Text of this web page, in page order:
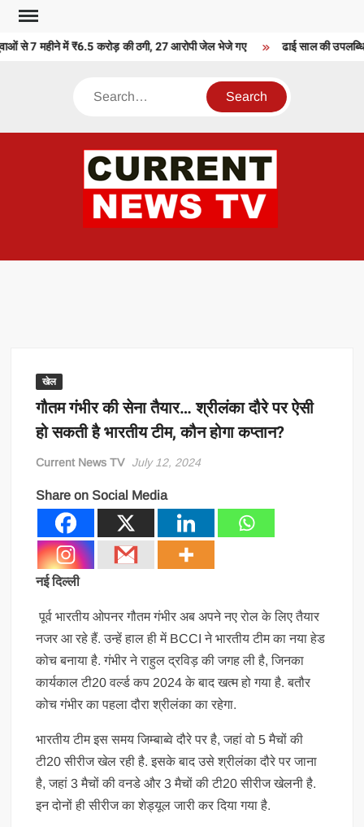
Skip
content
से 7 महीने में ₹6.5 करोड़ की ठगी, 27 आरोपी जेल भेजे गए ढाई साल की
Search
खेल
गौतम गंभीर की सेना तैयार… श्रीलंका दौरे पर ऐसी
हो सकती है भारतीय टीम, कौन होगा कप्तान?
Current News TV July 12, 2024
Share on Social Media
नई दिल्ली
पूर्व भारतीय ओपनर गौतम गंभीर अब अपने नए रोल के लिए तैयार
नजर आ रहे हैं. उन्हें हाल ही में BCCI ने भारतीय टीम का नया हेड
कोच बनाया है. गंभीर ने राहुल द्रविड़ की जगह ली है, जिनका
कार्यकाल टी20 वर्ल्ड कप 2024 के बाद खत्म हो गया है. बतौर
कोच गंभीर का पहला दौरा श्रीलंका का रहेगा.
भारतीय टीम इस समय जिम्बाब्वे दौरे पर है, जहां वो 5 मैचों की
टी20 सीरीज खेल रही है. इसके बाद उसे श्रीलंका दौरे पर जाना
है, जहां 3 मैचों की वनडे और 3 मैचों की टी20 सीरीज खेलनी है.
इन दोनों ही सीरीज का शेड्यूल जारी कर दिया गया है.